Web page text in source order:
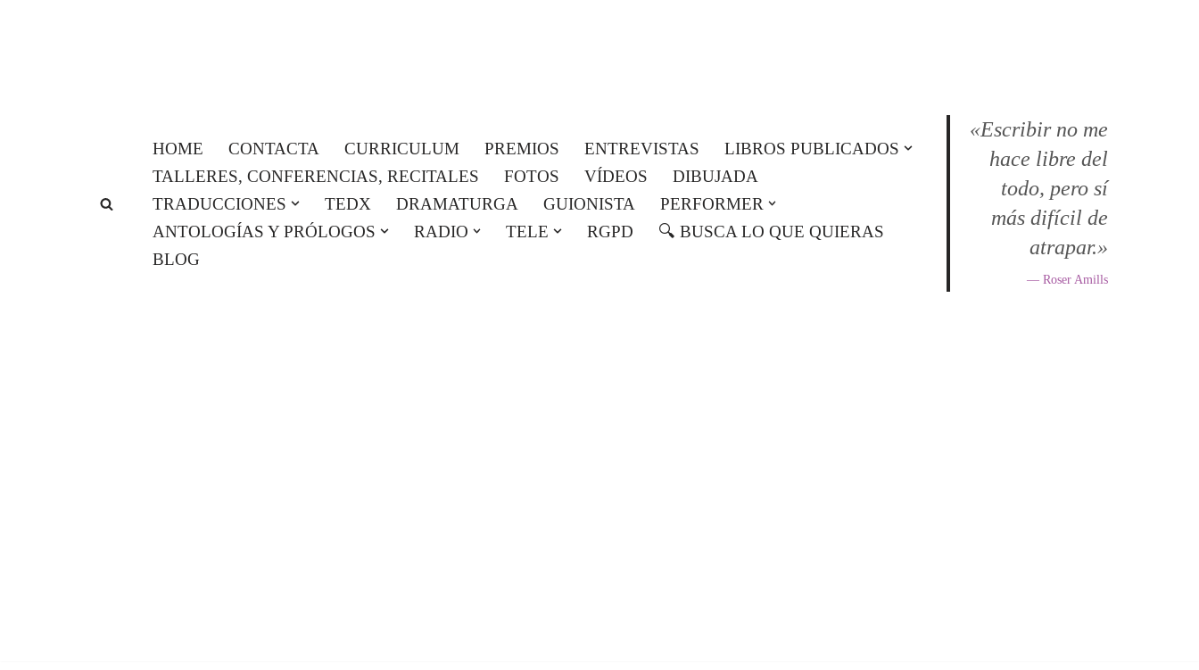
HOME CONTACTA CURRICULUM PREMIOS ENTREVISTAS
LIBROS PUBLICADOS
TALLERES, CONFERENCIAS, RECITALES
FOTOS VÍDEOS
DIBUJADA
TRADUCCIONES
TEDX DRAMATURGA GUIONISTA
PERFORMER
ANTOLOGÍAS Y PRÓLOGOS
RADIO TELE RGPD
🔍 BUSCA LO QUE QUIERAS
BLOG
«Escribir no me
hace libre del
todo, pero sí
más difícil de
atrapar.»
— Roser Amills